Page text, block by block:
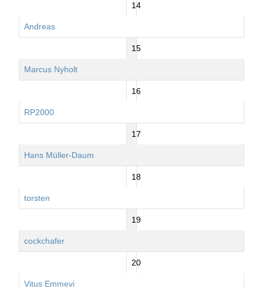
14
Andreas
15
Marcus Nyholt
16
RP2000
17
Hans Müller-Daum
18
torsten
19
cockchafer
20
Vitus Emmevi